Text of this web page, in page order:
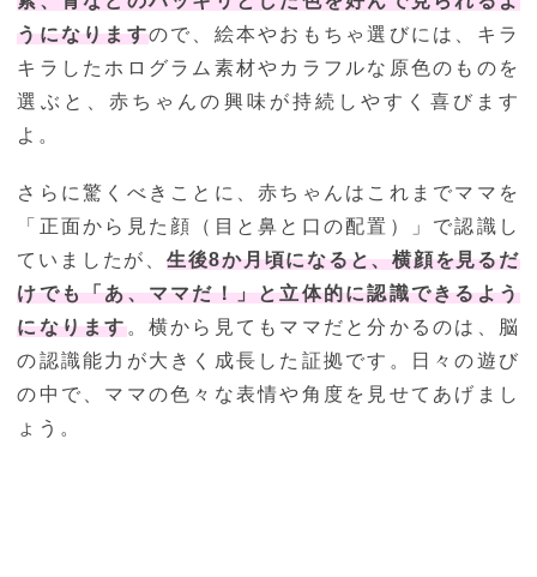
うになりますので、絵本やおもちゃ選びには、キラ
キラしたホログラム素材やカラフルな原色のものを
選ぶと、赤ちゃんの興味が持続しやすく喜びます
よ。
さらに驚くべきことに、赤ちゃんはこれまでママを
「正面から見た顔（目と鼻と口の配置）」で認識し
ていましたが、 生後8か月頃になると、横顔を見るだ
けでも「あ、ママだ！」と立体的に認識できるよう
になります。横から見てもママだと分かるのは、脳
の認識能力が大きく成長した証拠です。日々の遊び
の中で、ママの色々な表情や角度を見せてあげまし
ょう。